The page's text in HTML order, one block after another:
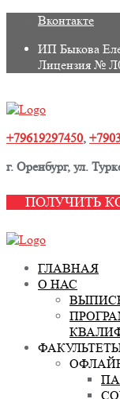
content
Вконтакте
ИП Быкова
Лицензия №
+79619297450,
г. Оренбург, ул.
ПОЛУЧИТЬ
ГЛАВНАЯ
О НАС